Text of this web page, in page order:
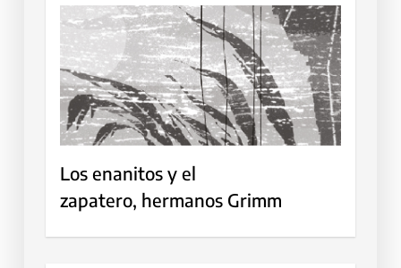
Los enanitos y el
zapatero, hermanos Grimm